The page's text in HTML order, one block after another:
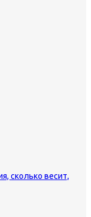
сколько весит,